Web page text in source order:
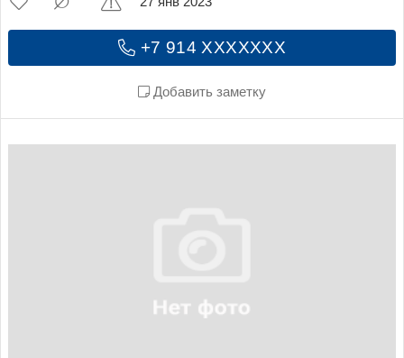
+7 914 XXXXXXX
Добавить заметку